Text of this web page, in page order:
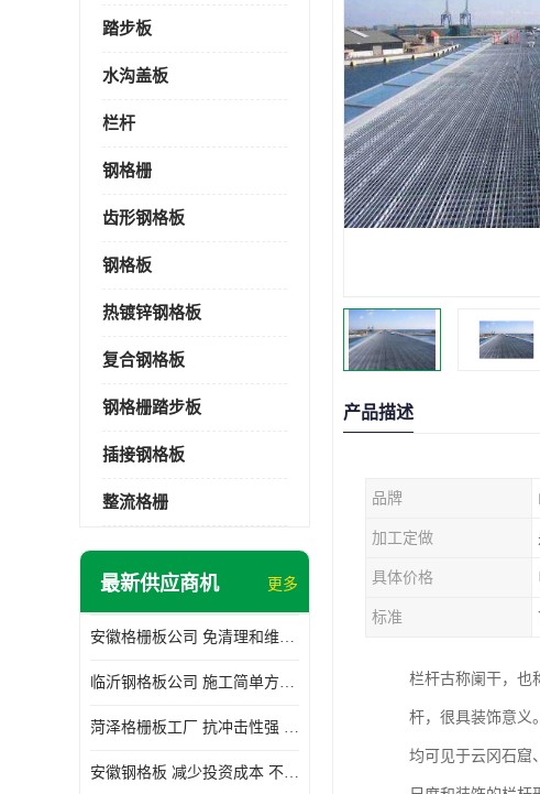
踏步板
水沟盖板
栏杆
钢格栅
齿形钢格板
钢格板
热镀锌钢格板
复合钢格板
钢格栅踏步板
插接钢格板
整流格栅
最新供应商机 更多
安徽格栅板公司 免清理和维护 安装需要人工少
临沂钢格板公司 施工简单方便 通风好 减少风阻
菏泽格栅板工厂 抗冲击性强 安装需要人工少
安徽钢格板 减少投资成本 不用清洗和维护
产品描述
品牌
加工定做
具体价格
标准
栏杆古称阑干，也
杆，很具装饰意义
均可见于云冈石窟